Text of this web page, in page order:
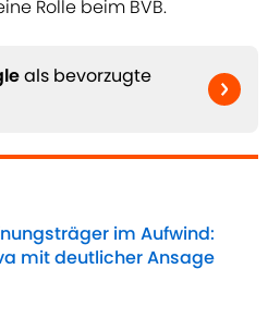
Rolle beim BVB.
als bevorzugte
im Aufwind:
mit deutlicher Ansage
on Invalid Date